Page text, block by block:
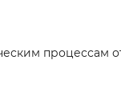
процессам